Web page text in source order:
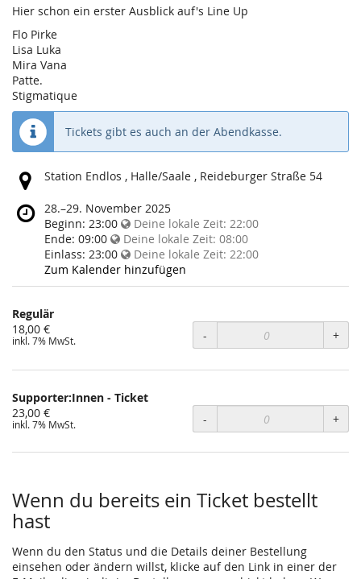
Hier schon ein erster Ausblick auf's Line Up
Flo Pirke
Lisa Luka
Mira Vana
Patte.
Stigmatique
Tickets gibt es auch an der Abendkasse.
Wo
diese
Veranstaltung
statt?
Station Endlos , Halle/Saale , Reideburger Straße 54
Wann
findet
diese
Veranstaltung
statt?
28.–29. November 2025
Beginn: 23:00 Deine lokale Zeit: 22:00
Ende: 09:00 Deine lokale Zeit: 08:00
Einlass: 23:00 Deine lokale Zeit: 22:00
Zum Kalender hinzufügen
Unkategorisierte
Produkte
Regulär
18,00 €
inkl. 7% MwSt. - +
Supporter:Innen - Ticket
23,00 €
inkl. 7% MwSt. - +
Wenn du bereits ein Ticket bestellt
hast
Wenn du den Status und die Details deiner Bestellung
einsehen oder ändern willst, klicke auf den Link in einer der